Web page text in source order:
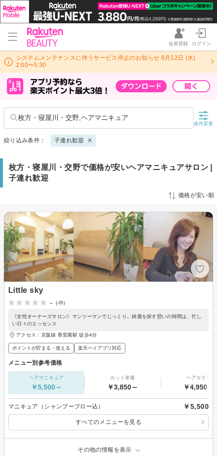
会員登録 ログイン
システムメンテナンスに伴うサービス停止のお知らせ 8月12日 (水)
2:00〜5:30
枚方・寝屋川・交野,ヘアマニキュア
条件変更
絞り込み条件： 子連れ歓迎
枚方・寝屋川・交野で価格が安いヘアマニキュアサロン |
子連れ歓迎
価格が安い順
Little sky
-
(-件)
《女性オーナーズサロン》マンツーマンでじっくり。綺麗を探す憩いの時間は、忙し
い日々のエッセンス
アクセス：京阪線 香里園駅 徒歩4分
ポイントが貯まる・使える 楽天ペイアプリ対応
メニュー別参考価格
ヘアマニキュア
￥5,500～
カット単価
￥3,850～
ヘアカラー
￥4,950～
マニキュア（シャンプーブロー込） ￥5,500
すべてのメニューを見る
その他の情報を表示